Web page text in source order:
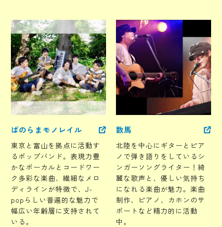
ぱのらまモノレイル
東京と富山を拠点に活動す
るポップバンド。表現力豊
かなボーカルとコードワー
ク多彩な楽曲、繊細なメロ
ディラインが特徴で、J-
popらしい普遍的な魅力で
幅広い年齢層に支持されて
いる。
数馬
北陸を中心にギターとピア
ノで弾き語りをしているシ
ンガーソングライター！綺
麗な歌声と、優しい気持ち
になれる楽曲が魅力。楽曲
制作、ピアノ、カホンのサ
ポートなど精力的に活動
中。